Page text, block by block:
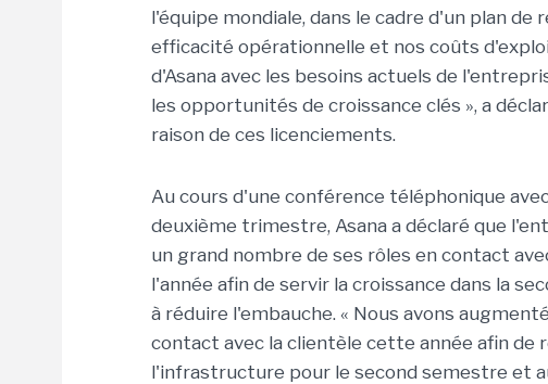
l'équipe mondiale, dans le cadre d'un plan
efficacité opérationnelle et nos coûts
d'Asana avec les besoins actuels de
les opportunités de croissance clés », a
raison de ces licenciements.
Au cours d'une conférence téléphonique
deuxième trimestre, Asana a déclaré que
un grand nombre de ses rôles en contact
l'année afin de servir la croissance dans la
à réduire l'embauche. « Nous avons
contact avec la clientèle cette année afin de
l'infrastructure pour le second semestre et